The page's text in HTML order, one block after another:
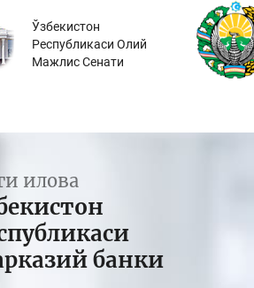
Ўзбекистон
Республикаси Олий
Мажлис Сенати
илова
банки